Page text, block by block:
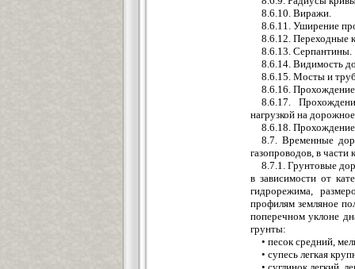
8.6.10. Виражи.
8.6.11. Уширение
8.6.12. Переходные
8.6.13. Серпантины.
8.6.14. Видимость
8.6.15. Мосты и
8.6.16. Прохождение
8.6.17.
нагрузкой на
8.6.18. Прохождение
8.7. Временные
газопроводов, в
8.7.1. Грунтовые
в зависимости от
гидрорежима,
профилям земляное
поперечном уклоне
грунты:
• песок средний,
• супесь легкая